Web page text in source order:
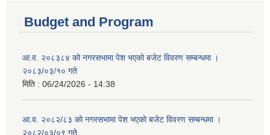
Budget and Program
आ.व. २०८३८४ को नगरसभामा पेश भएको बजेट विवरण सम्बन्धमा ।
२०८३/०३/१० गते
मिति : 06/24/2026 - 14:38
आ.व. २०८२/८३ को नगरसभामा पेश भएको बजेट विवरण सम्बन्धमा ।
२०८२/०३/०९ गते